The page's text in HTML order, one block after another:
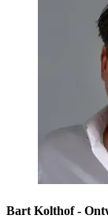
Bart Kolthof -